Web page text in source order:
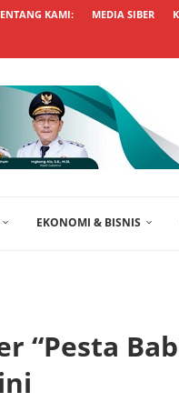
KAMI: MEDIA SIBER
EKONOMI & BISNIS
“Pesta